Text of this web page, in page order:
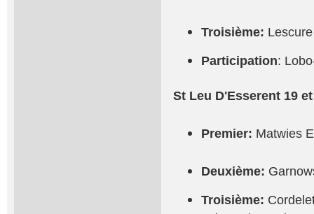
Troisième:
Participation:
St Leu D'Esserent 19
Premier: Matwies
Deuxième:
Troisième: